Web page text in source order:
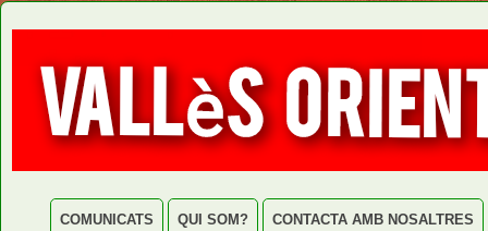
COMUNICATS QUI SOM? CONTACTA AMB NOSALTRES